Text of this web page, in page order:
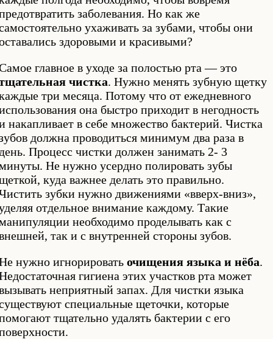
заболевания. Но как же
ухаживать за зубами, чтобы они
здоровыми и красивыми?
главное в уходе за полостью рта — это
чистка. Нужно менять зубную щетку
три месяца. Потому что от ежедневного
она быстро приходит в негодность
накапливает в себе множество бактерий. Чистка
должна проводиться минимум два раза в
Процесс чистки должен занимать 2- 3
Не нужно усердно полировать зубы
куда важнее делать это правильно.
зубки нужно движениями «вверх-вниз»,
отдельное внимание каждому. Такие
необходимо проделывать как с
так и с внутренней стороны зубов.
нужно игнорировать очищения языка и нёба.
гигиена этих участков рта может
неприятный запах. Для чистки языка
специальные щеточки, которые
тщательно удалять бактерии с его